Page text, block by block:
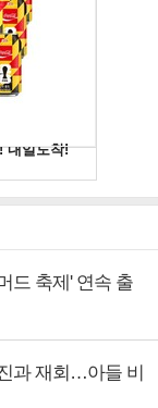
드 축제' 연속 출
과 재회…아들 비